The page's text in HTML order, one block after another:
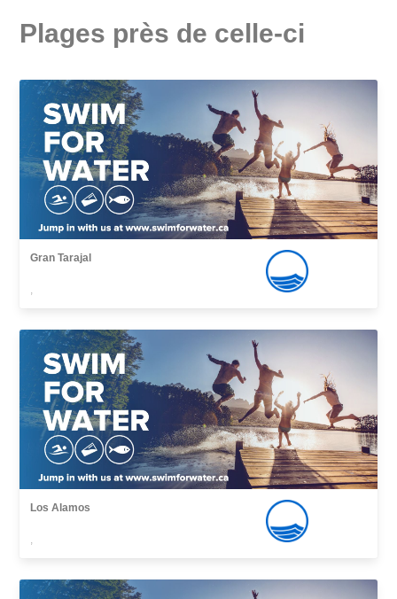
Plages près de celle-ci
Gran Tarajal
,
Los Alamos
,